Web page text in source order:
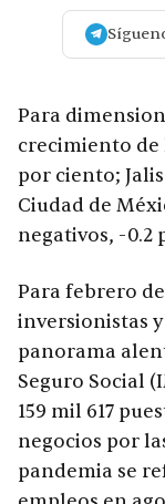
Para
crecimiento de
por ciento;
Ciudad de
negativos, -0.2
Para febrero
inversionistas
panorama
Seguro Social
159 mil 617
negocios por
pandemia se